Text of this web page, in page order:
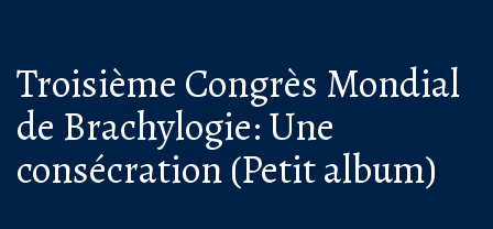
Troisième Congrès Mondial
de Brachylogie: Une
consécration (Petit album)